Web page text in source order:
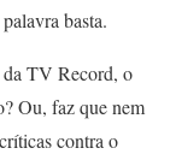
basta.
da TV Record, o
Ou, faz que nem
contra o